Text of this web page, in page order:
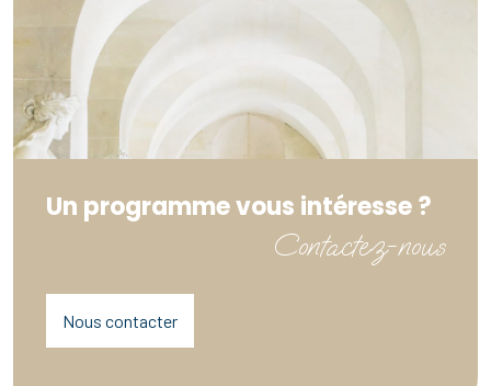
Un programme vous intéresse ?
Contactez-nous
Nous contacter